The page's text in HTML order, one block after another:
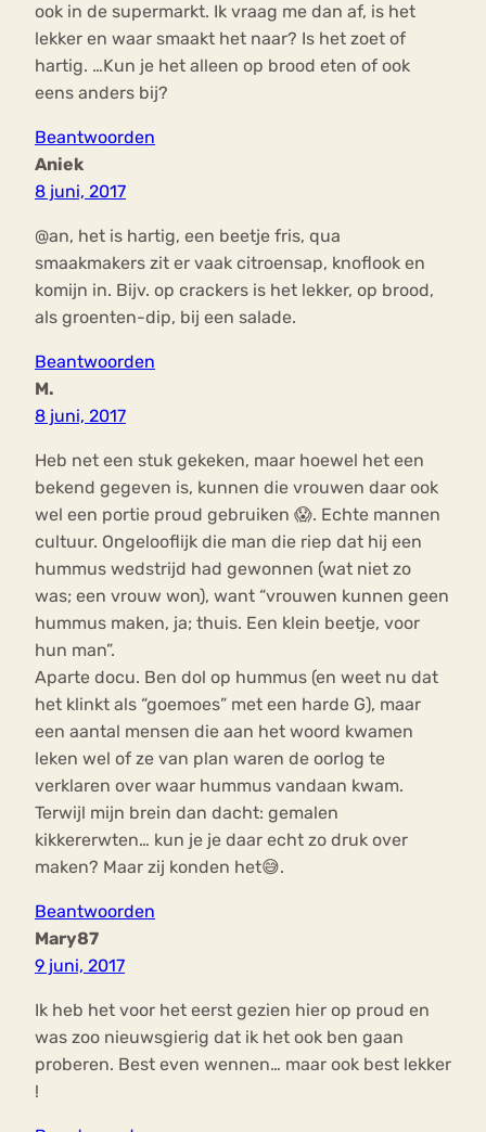
ook in de supermarkt. Ik vraag me dan af, is het
lekker en waar smaakt het naar? Is het zoet of
hartig. …Kun je het alleen op brood eten of ook
eens anders bij?
Beantwoorden
Aniek
8 juni, 2017
@an, het is hartig, een beetje fris, qua
smaakmakers zit er vaak citroensap, knoflook en
komijn in. Bijv. op crackers is het lekker, op brood,
als groenten-dip, bij een salade.
Beantwoorden
M.
8 juni, 2017
Heb net een stuk gekeken, maar hoewel het een
bekend gegeven is, kunnen die vrouwen daar ook
wel een portie proud gebruiken 😱. Echte mannen
cultuur. Ongelooflijk die man die riep dat hij een
hummus wedstrijd had gewonnen (wat niet zo
was; een vrouw won), want “vrouwen kunnen geen
hummus maken, ja; thuis. Een klein beetje, voor
hun man”.
Aparte docu. Ben dol op hummus (en weet nu dat
het klinkt als “goemoes” met een harde G), maar
een aantal mensen die aan het woord kwamen
leken wel of ze van plan waren de oorlog te
verklaren over waar hummus vandaan kwam.
Terwijl mijn brein dan dacht: gemalen
kikkererwten… kun je je daar echt zo druk over
maken? Maar zij konden het😅.
Beantwoorden
Mary87
9 juni, 2017
Ik heb het voor het eerst gezien hier op proud en
was zoo nieuwsgierig dat ik het ook ben gaan
proberen. Best even wennen… maar ook best lekker
!